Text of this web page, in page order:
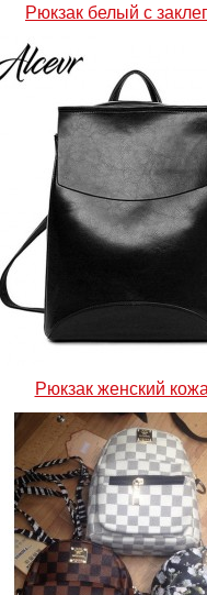
Рюкзак белый с
Рюкзак женский